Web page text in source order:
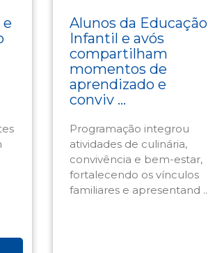
Alunos da Educação
Infantil e avós
compartilham
momentos de
aprendizado e
conviv ...
Programação integrou
atividades de culinária,
convivência e bem-estar,
fortalecendo os vínculos
familiares e apresentand ...